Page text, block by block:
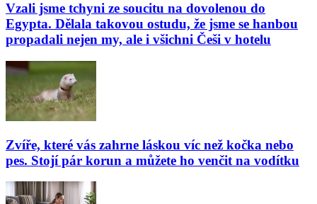
Vzali jsme tchyni ze soucitu na dovolenou do
Egypta. Dělala takovou ostudu, že jsme se hanbou
propadali nejen my, ale i všichni Češi v hotelu
Zvíře, které vás zahrne láskou víc než kočka nebo
pes. Stojí pár korun a můžete ho venčit na vodítku